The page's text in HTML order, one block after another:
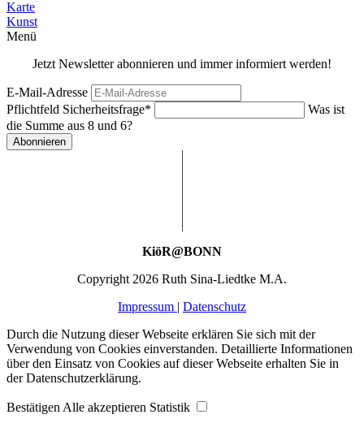
Karte
Kunst
Menü
Jetzt Newsletter abonnieren und immer informiert werden!
E-Mail-Adresse
Pflichtfeld Sicherheitsfrage*
Was ist
die Summe aus 8 und 6?
Abonnieren
KiöR@BONN
Copyright 2026 Ruth Sina-Liedtke M.A.
Impressum | Datenschutz
Durch die Nutzung dieser Webseite erklären Sie sich mit der
Verwendung von Cookies einverstanden. Detaillierte Informationen
über den Einsatz von Cookies auf dieser Webseite erhalten Sie in
der Datenschutzerklärung.
Bestätigen Alle akzeptieren Statistik